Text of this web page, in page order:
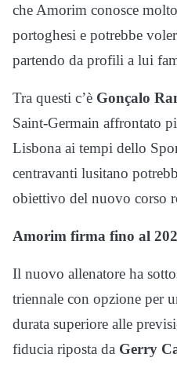
che Amorim conosce
portoghesi e potrebbe
partendo da profili a lui
Tra questi c’è Gonçalo
Saint-Germain affrontato
Lisbona ai tempi dello
centravanti lusitano
obiettivo del nuovo corso
Amorim firma fino al
Il nuovo allenatore ha
triennale con opzione per
durata superiore alle
fiducia riposta da Gerry